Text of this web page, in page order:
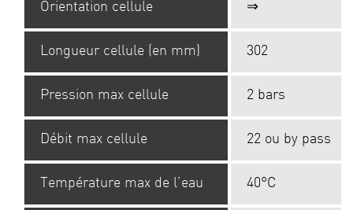
Orientation cellule ⇒
Longueur cellule (en mm) 302
Pression max cellule 2 bars
Débit max cellule 22 ou by pass
Température max de l’eau 40°C